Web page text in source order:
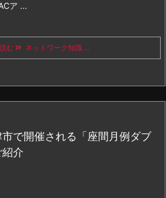
ア ...
む ネットワーク知識 ...
で開催される「座間月例ダブ
介